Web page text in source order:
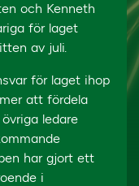
och Kenneth
för laget
av juli.
för laget ihop
att fördela
ledare
har gjort ett
i